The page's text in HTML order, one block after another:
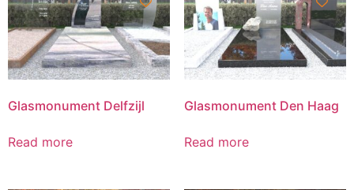
Glasmonument Delfzijl
Read more
Glasmonument Den Haag
Read more